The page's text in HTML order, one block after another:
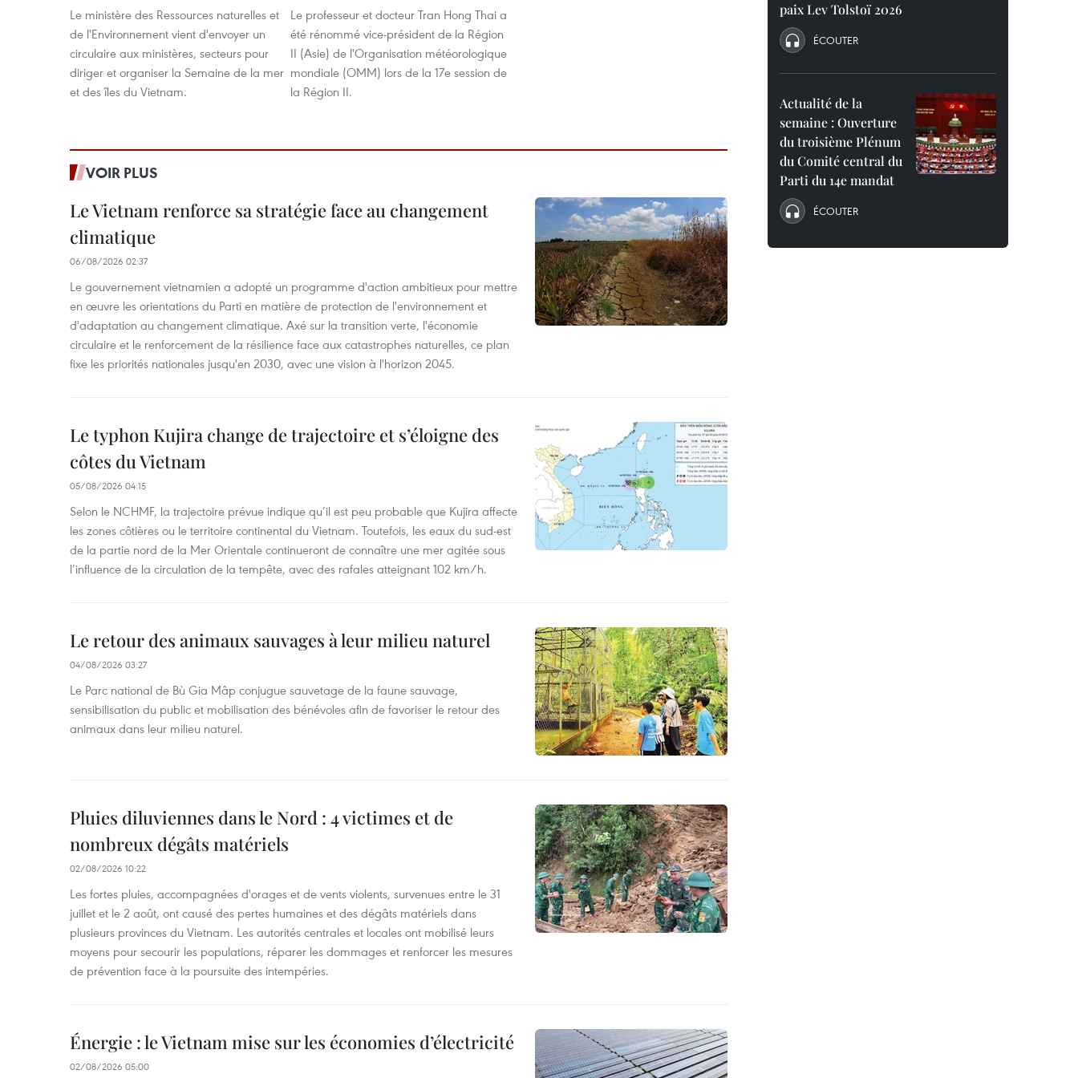
Le ministère des Ressources naturelles et
de l'Environnement vient d'envoyer un
circulaire aux ministères, secteurs pour
diriger et organiser la Semaine de la mer
et des îles du Vietnam.
Le professeur et docteur Tran Hong Thai a
été rénommé vice-président de la Région
II (Asie) de l'Organisation météorologique
mondiale (OMM) lors de la 17e session de
la Région II.
VOIR PLUS
Le Vietnam renforce sa stratégie face au changement
climatique
06/08/2026 02:37
Le gouvernement vietnamien a adopté un programme d'action ambitieux pour mettre
en œuvre les orientations du Parti en matière de protection de l'environnement et
d'adaptation au changement climatique. Axé sur la transition verte, l'économie
circulaire et le renforcement de la résilience face aux catastrophes naturelles, ce plan
fixe les priorités nationales jusqu'en 2030, avec une vision à l'horizon 2045.
Le typhon Kujira change de trajectoire et s’éloigne des
côtes du Vietnam
05/08/2026 04:15
Selon le NCHMF, la trajectoire prévue indique qu’il est peu probable que Kujira affecte
les zones côtières ou le territoire continental du Vietnam. Toutefois, les eaux du sud-est
de la partie nord de la Mer Orientale continueront de connaître une mer agitée sous
l’influence de la circulation de la tempête, avec des rafales atteignant 102 km/h.
Le retour des animaux sauvages à leur milieu naturel
04/08/2026 03:27
Le Parc national de Bù Gia Mâp conjugue sauvetage de la faune sauvage,
sensibilisation du public et mobilisation des bénévoles afin de favoriser le retour des
animaux dans leur milieu naturel.
Pluies diluviennes dans le Nord : 4 victimes et de
nombreux dégâts matériels
02/08/2026 10:22
Les fortes pluies, accompagnées d'orages et de vents violents, survenues entre le 31
juillet et le 2 août, ont causé des pertes humaines et des dégâts matériels dans
plusieurs provinces du Vietnam. Les autorités centrales et locales ont mobilisé leurs
moyens pour secourir les populations, réparer les dommages et renforcer les mesures
de prévention face à la poursuite des intempéries.
Énergie : le Vietnam mise sur les économies d’électricité
02/08/2026 05:00
paix Lev Tolstoï 2026
ÉCOUTER
Actualité de la
semaine : Ouverture
du troisième Plénum
du Comité central du
Parti du 14e mandat
ÉCOUTER